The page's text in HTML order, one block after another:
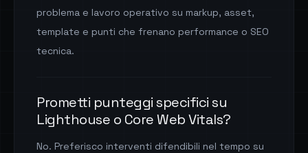
problema e lavoro operativo su markup, asset,
template e punti che frenano performance o SEO
tecnica.
Prometti punteggi specifici su
Lighthouse o Core Web Vitals?
No. Preferisco interventi difendibili nel tempo su